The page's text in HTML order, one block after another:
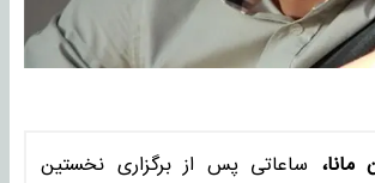
مانا، ساعاتی پس از برگزاری نخستین